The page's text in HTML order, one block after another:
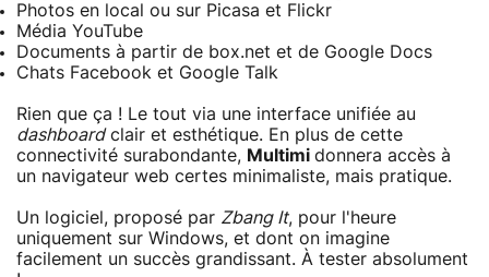
Photos en local ou sur Picasa et Flickr
Média YouTube
Documents à partir de box.net et de Google Docs
Chats Facebook et Google Talk
Rien que ça ! Le tout via une interface unifiée au
dashboardclair et esthétique. En plus de cette
connectivité surabondante, Multimi donnera accès à
un navigateur web certes minimaliste, mais pratique.
Un logiciel, proposé par Zbang It, pour l'heure
uniquement sur Windows, et dont on imagine
facilement un succès grandissant. À tester absolument